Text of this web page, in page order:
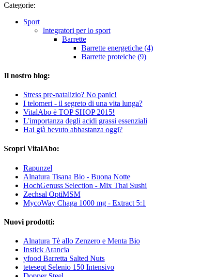
Categorie:
Sport
Integratori per lo sport
Barrette
Barrette energetiche (4)
Barrette proteiche (9)
Il nostro blog:
Stress pre-natalizio? No panic!
I telomeri - il segreto di una vita lunga?
VitalAbo è TOP SHOP 2015!
L'importanza degli acidi grassi essenziali
Hai già bevuto abbastanza oggi?
Scopri VitalAbo:
Rapunzel
Alnatura Tisana Bio - Buona Notte
HochGenuss Selection - Mix Thai Sushi
Zechsal OptiMSM
MycoWay Chaga 1000 mg - Extract 5:1
Nuovi prodotti:
Alnatura Tè allo Zenzero e Menta Bio
Instick Arancia
yfood Barretta Salted Nuts
tetesept Selenio 150 Intensivo